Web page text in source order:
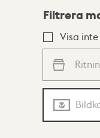
Lista
Filtrera
Visa